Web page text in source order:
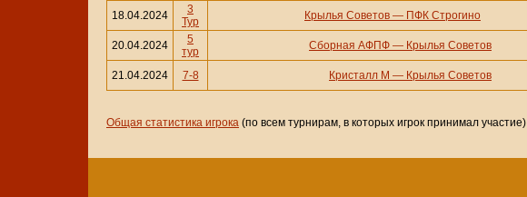
18.04.2024
3
Тур
Крылья Советов — ПФК Строгино
20.04.2024
5
тур
Сборная АФПФ — Крылья Советов
21.04.2024 7-8 Кристалл М — Крылья Советов
Общая статистика игрока (по всем турнирам, в которых игрок принимал участие)